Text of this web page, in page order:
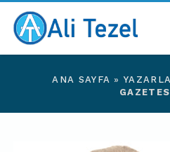
ANA SAYFA »